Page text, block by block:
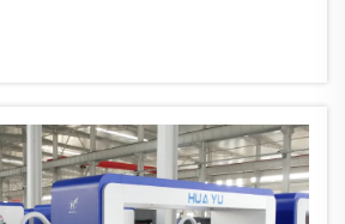
ajatella sitä yhdeksi
yksi kone ei tee
Tuotantolinjan